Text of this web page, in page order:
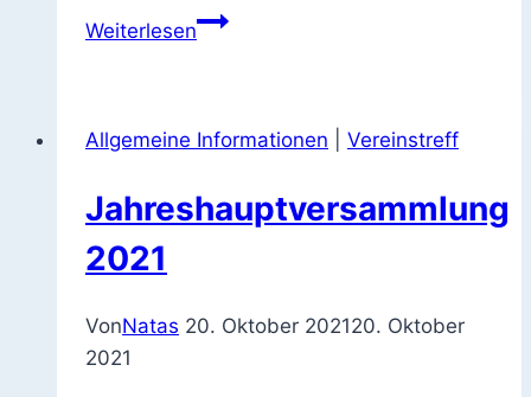
WeiterlesenDas
Allgemeine Informationen Vereinstreff
Jahreshauptversammlung
2021
VonNatas 20. Oktober 202120. Oktober
2021